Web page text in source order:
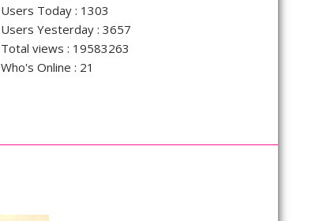
Users Today : 1303
Users Yesterday : 3657
Total views : 19583263
Who's Online : 21